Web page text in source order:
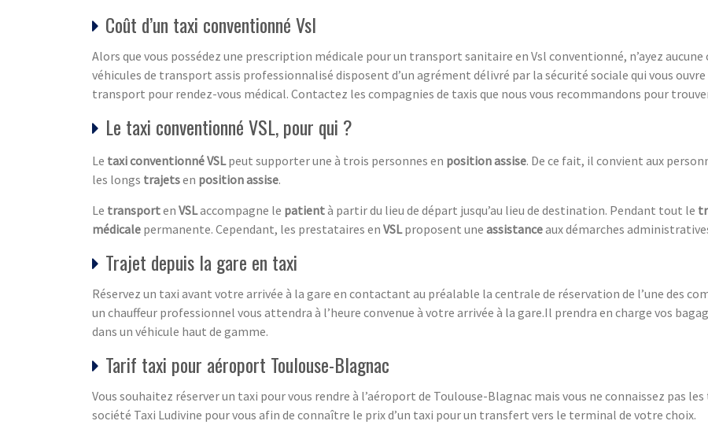
Coût d’un taxi conventionné Vsl
Alors que vous possédez une prescription médicale pour un transport sanitaire en Vsl conventionné, n’ayez
véhicules de transport assis professionnalisé disposent d’un agrément délivré par la sécurité sociale qui vous
transport pour rendez-vous médical. Contactez les compagnies de taxis que nous vous recommandons pour
Le taxi conventionné VSL, pour qui ?
Le taxi conventionné VSLpeut supporter une à trois personnes en position assise. De ce fait, il convient aux
les longs trajetsen position assise.
Le transporten VSLaccompagne le patientà partir du lieu de départ jusqu’au lieu de destination. Pendant tout le
médicale permanente. Cependant, les prestataires en VSLproposent une assistanceaux démarches
Trajet depuis la gare en taxi
Réservez un taxi avant votre arrivée à la gare en contactant au préalable la centrale de réservation de l’une des
un chauffeur professionnel vous attendra à l’heure convenue à votre arrivée à la gare.Il prendra en charge vos
dans un véhicule haut de gamme.
Tarif taxi pour aéroport Toulouse-Blagnac
Vous souhaitez réserver un taxi pour vous rendre à l’aéroport de Toulouse-Blagnac mais vous ne connaissez pas
société Taxi Ludivine pour vous afin de connaître le prix d’un taxi pour un transfert vers le terminal de votre choix.